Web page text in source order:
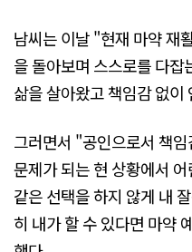
남씨는 이날 "현재 마약 재
을 돌아보며 스스로를 다
삶을 살아왔고 책임감 없
그러면서 "공인으로서 책
문제가 되는 현 상황에서
같은 선택을 하지 않게 내
히 내가 할 수 있다면 마약